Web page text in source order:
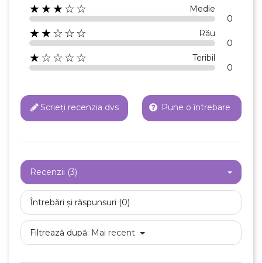
★★★☆☆ Medie
0
★★☆☆☆ Rău
0
★☆☆☆☆ Teribil
0
Scrieți recenzia dvs Pune o întrebare
Recenzii (3)
Întrebări și răspunsuri (0)
Filtrează după: Mai recent